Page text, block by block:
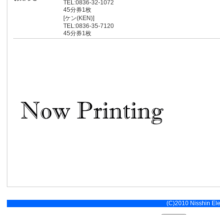
TEL:0836-32-1072
45分券1枚
[ケン(KEN)]
TEL:0836-35-7120
45分券1枚
(C)2010 Nisshin